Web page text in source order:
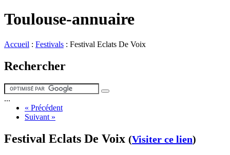
Toulouse-annuaire
Accueil : Festivals : Festival Eclats De Voix
Rechercher
...
« Précédent
Suivant »
Festival Eclats De Voix (Visiter ce lien)